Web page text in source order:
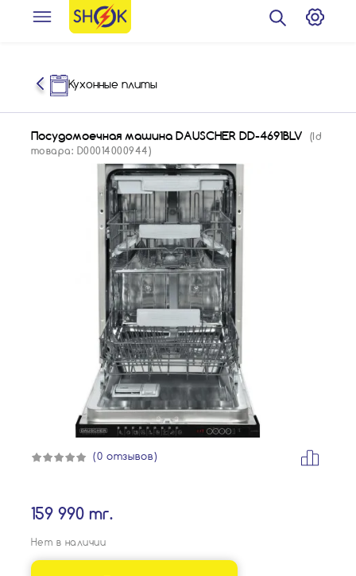
Кухонные плиты
Посудомоечная машина DAUSCHER DD-4691BLV (Id
товара: D00014000944)
(0 отзывов)
159 990 тг.
Нет в наличии